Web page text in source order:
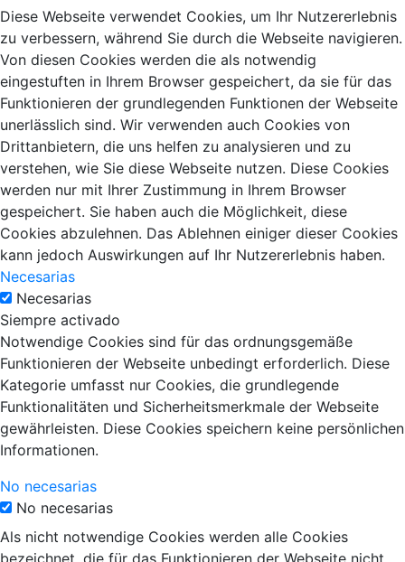
Diese Webseite verwendet Cookies, um Ihr Nutzererlebnis
zu verbessern, während Sie durch die Webseite navigieren.
Von diesen Cookies werden die als notwendig
eingestuften in Ihrem Browser gespeichert, da sie für das
Funktionieren der grundlegenden Funktionen der Webseite
unerlässlich sind. Wir verwenden auch Cookies von
Drittanbietern, die uns helfen zu analysieren und zu
verstehen, wie Sie diese Webseite nutzen. Diese Cookies
werden nur mit Ihrer Zustimmung in Ihrem Browser
gespeichert. Sie haben auch die Möglichkeit, diese
Cookies abzulehnen. Das Ablehnen einiger dieser Cookies
kann jedoch Auswirkungen auf Ihr Nutzererlebnis haben.
Necesarias
Necesarias
Siempre activado
Notwendige Cookies sind für das ordnungsgemäße
Funktionieren der Webseite unbedingt erforderlich. Diese
Kategorie umfasst nur Cookies, die grundlegende
Funktionalitäten und Sicherheitsmerkmale der Webseite
gewährleisten. Diese Cookies speichern keine persönlichen
Informationen.
No necesarias
No necesarias
Als nicht notwendige Cookies werden alle Cookies